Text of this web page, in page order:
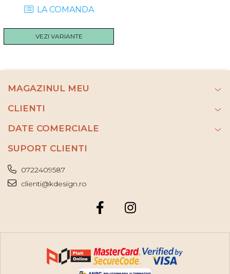
LA COMANDA
VEZI VARIANTE
MAGAZINUL MEU
CLIENTI
DATE COMERCIALE
SUPORT CLIENTI
0722409587
clienti@kdesign.ro